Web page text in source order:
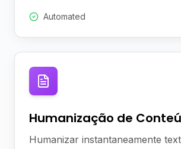
Automated
Humanização de
Humanizar instantaneamente